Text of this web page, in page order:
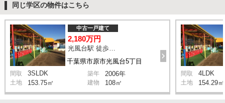
同じ学区の物件はこちら
千葉県市原市光風台5丁目
中古一戸建て
2,180万円
光風台駅 徒歩24分
間取 3SLDK 築年 2006年
土地 153.75㎡ 建物 108㎡
間取 4LDK
土地 154.29㎡